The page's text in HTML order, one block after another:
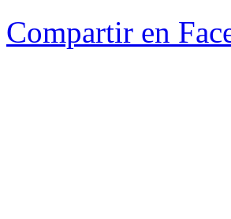
Compartir en